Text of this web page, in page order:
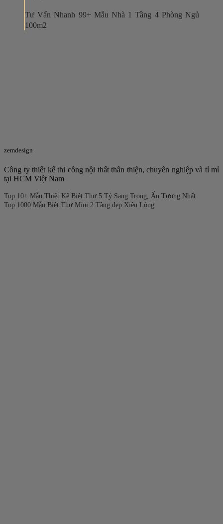
Tư Vấn Nhanh 99+ Mẫu Nhà 1 Tầng 4 Phòng Ngủ
100m2
zemdesign
Công ty thiết kế thi công nội thất thân thiện, chuyên nghiệp và tỉ mỉ
tại HCM Việt Nam
Top 10+ Mẫu Thiết Kế Biệt Thự 5 Tỷ Sang Trọng, Ấn Tượng Nhất
Top 1000 Mẫu Biệt Thự Mini 2 Tầng đẹp Xiêu Lòng